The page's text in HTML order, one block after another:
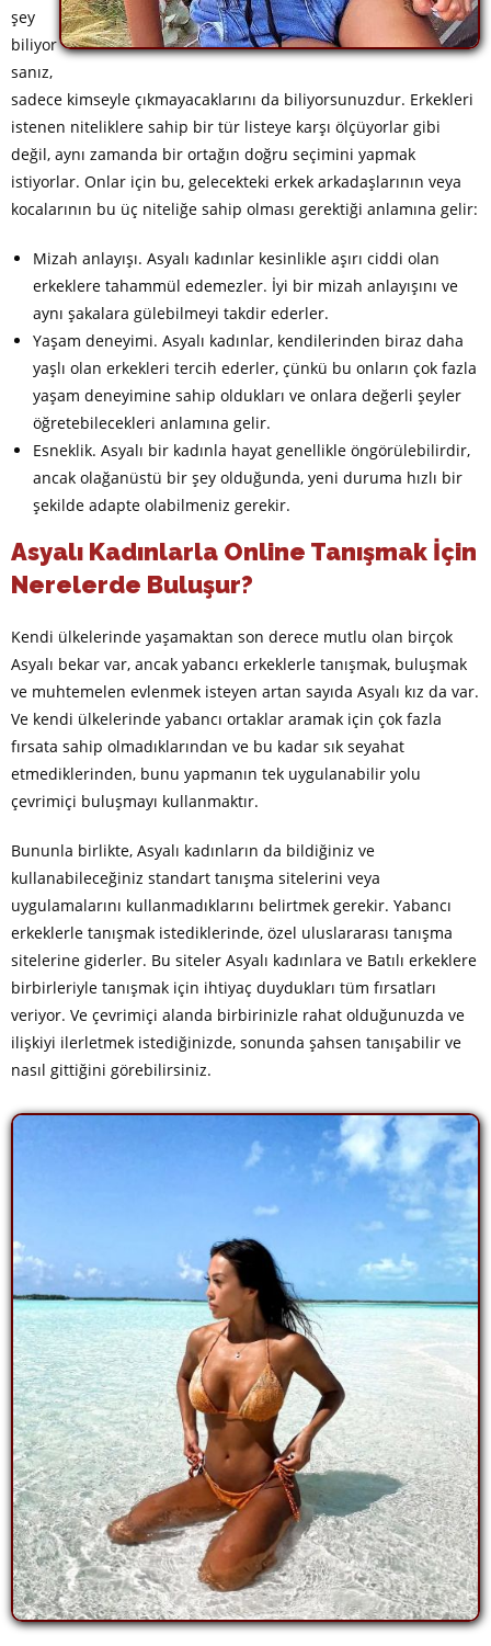
şey
biliyor
sanız,
sadece kimseyle çıkmayacaklarını da biliyorsunuzdur. Erkekleri
istenen niteliklere sahip bir tür listeye karşı ölçüyorlar gibi
değil, aynı zamanda bir ortağın doğru seçimini yapmak
istiyorlar. Onlar için bu, gelecekteki erkek arkadaşlarının veya
kocalarının bu üç niteliğe sahip olması gerektiği anlamına gelir:
Mizah anlayışı. Asyalı kadınlar kesinlikle aşırı ciddi olan
erkeklere tahammül edemezler. İyi bir mizah anlayışını ve
aynı şakalara gülebilmeyi takdir ederler.
Yaşam deneyimi. Asyalı kadınlar, kendilerinden biraz daha
yaşlı olan erkekleri tercih ederler, çünkü bu onların çok fazla
yaşam deneyimine sahip oldukları ve onlara değerli şeyler
öğretebilecekleri anlamına gelir.
Esneklik. Asyalı bir kadınla hayat genellikle öngörülebilirdir,
ancak olağanüstü bir şey olduğunda, yeni duruma hızlı bir
şekilde adapte olabilmeniz gerekir.
Asyalı Kadınlarla Online Tanışmak İçin
Nerelerde Buluşur?
Kendi ülkelerinde yaşamaktan son derece mutlu olan birçok
Asyalı bekar var, ancak yabancı erkeklerle tanışmak, buluşmak
ve muhtemelen evlenmek isteyen artan sayıda Asyalı kız da var.
Ve kendi ülkelerinde yabancı ortaklar aramak için çok fazla
fırsata sahip olmadıklarından ve bu kadar sık seyahat
etmediklerinden, bunu yapmanın tek uygulanabilir yolu
çevrimiçi buluşmayı kullanmaktır.
Bununla birlikte, Asyalı kadınların da bildiğiniz ve
kullanabileceğiniz standart tanışma sitelerini veya
uygulamalarını kullanmadıklarını belirtmek gerekir. Yabancı
erkeklerle tanışmak istediklerinde, özel uluslararası tanışma
sitelerine giderler. Bu siteler Asyalı kadınlara ve Batılı erkeklere
birbirleriyle tanışmak için ihtiyaç duydukları tüm fırsatları
veriyor. Ve çevrimiçi alanda birbirinizle rahat olduğunuzda ve
ilişkiyi ilerletmek istediğinizde, sonunda şahsen tanışabilir ve
nasıl gittiğini görebilirsiniz.